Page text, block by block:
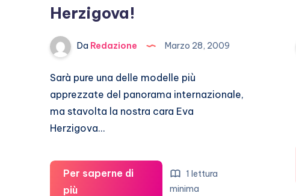
Herzigova!
Da Redazione Marzo 28, 2009
Sarà pure una delle modelle più
apprezzate del panorama internazionale,
ma stavolta la nostra cara Eva
Herzigova…
Per saperne di
piùQuella
1 lettura
minima